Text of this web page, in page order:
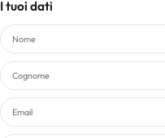
I tuoi dati